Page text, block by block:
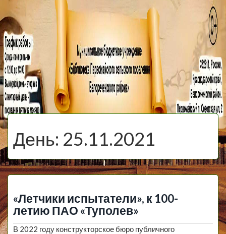
МБУ Библиотека
Первомайского
Сельского
Поселения
День: 25.11.2021
«Летчики испытатели», к 100-
летию ПАО «Туполев»
В 2022 году конструкторское бюро публичного